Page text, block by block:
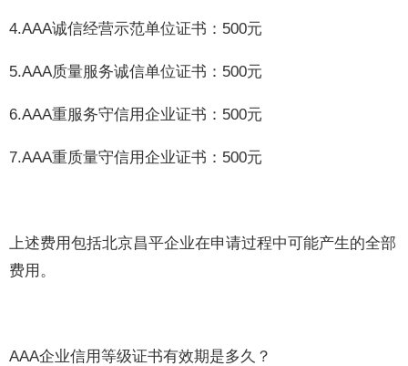
4.AAA诚信经营示范单位证书：500元
5.AAA质量服务诚信单位证书：500元
6.AAA重服务守信用企业证书：500元
7.AAA重质量守信用企业证书：500元
上述费用包括北京昌平企业在申请过程中可能产生的全部
费用。
AAA企业信用等级证书有效期是多久？